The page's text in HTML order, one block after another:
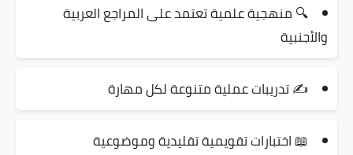
🔍منهجية علميةتعتمد على المراجع العربية
والأجنبية
✍️تدريبات عمليةمتنوعة لكل مهارة
📖اختبارات تقويميةتقليدية وموضوعية